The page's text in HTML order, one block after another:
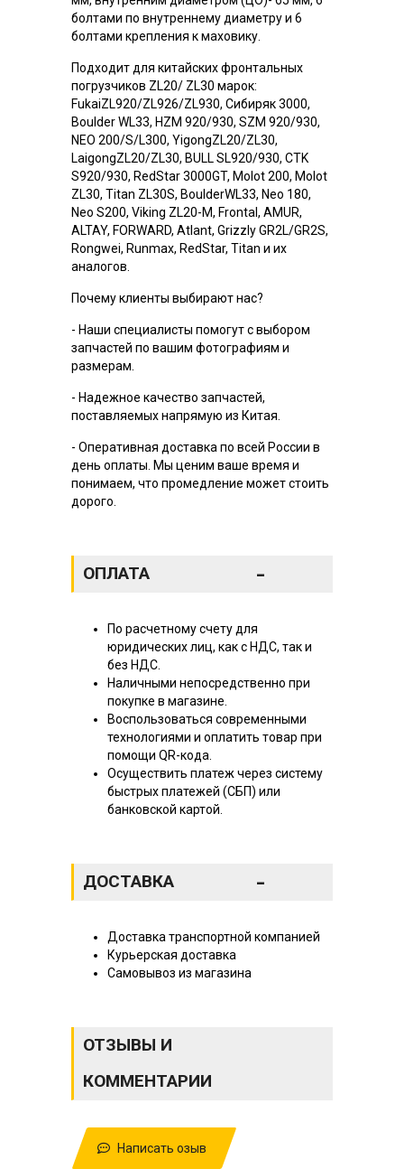
болтами по внутреннему диаметру и 6
болтами крепления к маховику.
Подходит для китайских фронтальных
погрузчиков ZL20/ ZL30 марок:
FukaiZL920/ZL926/ZL930, Сибиряк 3000,
Boulder WL33, HZM 920/930, SZM 920/930,
NEO 200/S/L300, YigongZL20/ZL30,
LaigongZL20/ZL30, BULL SL920/930, CTK
S920/930, RedStar 3000GT, Molot 200, Molot
ZL30, Titan ZL30S, BoulderWL33, Neo 180,
Neo S200, Viking ZL20-M, Frontal, AMUR,
ALTAY, FORWARD, Atlant, Grizzly GR2L/GR2S,
Rongwei, Runmax, RedStar, Titan и их
аналогов.
Почему клиенты выбирают нас?
- Наши специалисты помогут с выбором
запчастей по вашим фотографиям и
размерам.
- Надежное качество запчастей,
поставляемых напрямую из Китая.
- Оперативная доставка по всей России в
день оплаты. Мы ценим ваше время и
понимаем, что промедление может стоить
дорого.
ОПЛАТА -
По расчетному счету для
юридических лиц, как с НДС, так и
без НДС.
Наличными непосредственно при
покупке в магазине.
Воспользоваться современными
технологиями и оплатить товар при
помощи QR-кода.
Осуществить платеж через систему
быстрых платежей (СБП) или
банковской картой.
ДОСТАВКА -
Доставка транспортной компанией
Курьерская доставка
Самовывоз из магазина
ОТЗЫВЫ И
КОММЕНТАРИИ
Написать озыв